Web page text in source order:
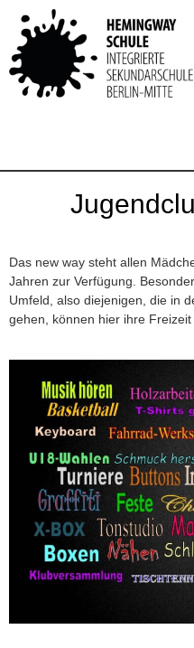
Das new way steht allen
Jahren zur Verfügung.
Umfeld, also diejenigen, die in
gehen, können hier ihre Freizeit